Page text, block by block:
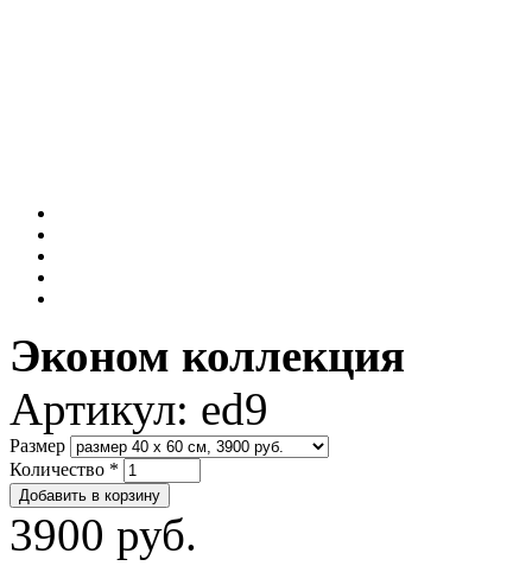
Эконом коллекция
Артикул: ed9
Размер
Количество *
3900 руб.